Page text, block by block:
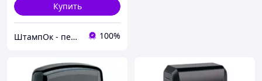
Купить
ШтампОк - печати, штампы и факсимиле 100%